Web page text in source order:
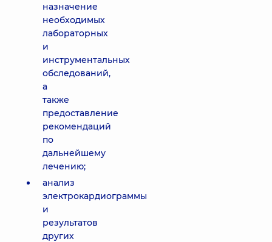
назначение
необходимых
лабораторных
и
инструментальных
обследований,
а
также
предоставление
рекомендаций
по
дальнейшему
лечению;
анализ
электрокардиограммы
и
результатов
других